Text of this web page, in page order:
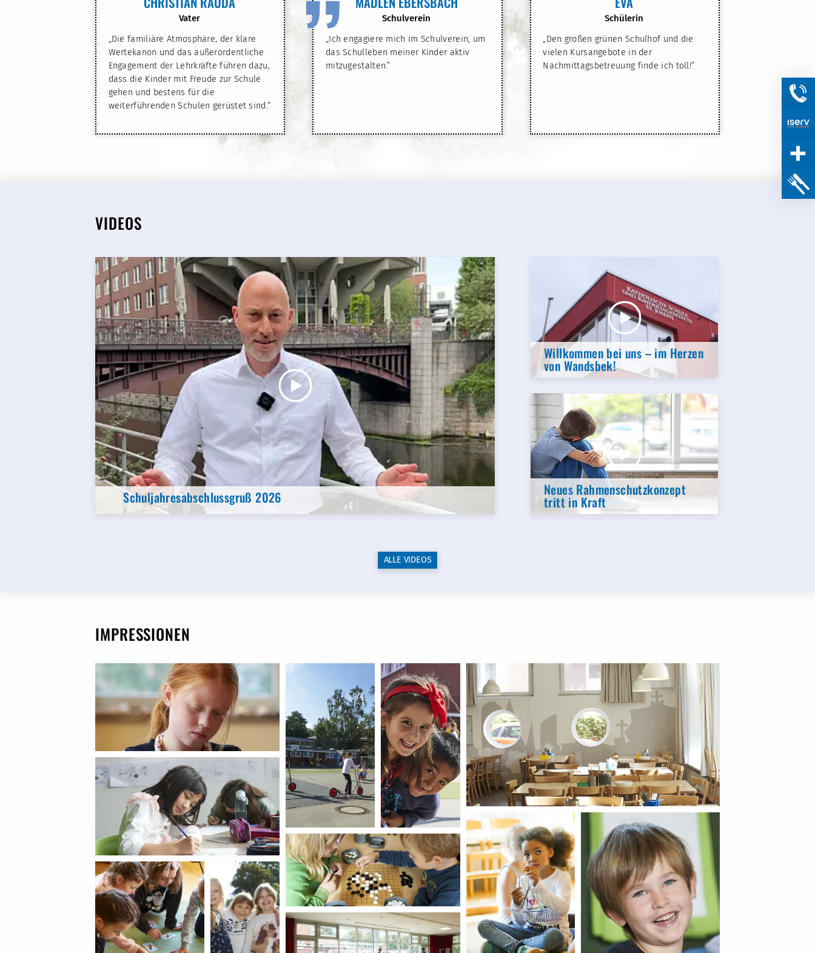
Vater
„Die familiäre Atmosphäre, der klare
Wertekanon und das außerordentliche
Engagement der Lehrkräfte führen dazu,
dass die Kinder mit Freude zur Schule
gehen und bestens für die
weiterführenden Schulen gerüstet sind.”
” Schulverein
„Ich engagiere mich im Schulverein, um
das Schulleben meiner Kinder aktiv
mitzugestalten.”
Schülerin
„Den großen grünen Schulhof und die
vielen Kursangebote in der
Nachmittagsbetreuung finde ich toll!”
VIDEOS
Schuljahresabschlussgruß 2026
Willkommen bei uns – im Herzen
von Wandsbek!
Neues Rahmenschutzkonzept
tritt in Kraft
ALLE VIDEOS
IMPRESSIONEN